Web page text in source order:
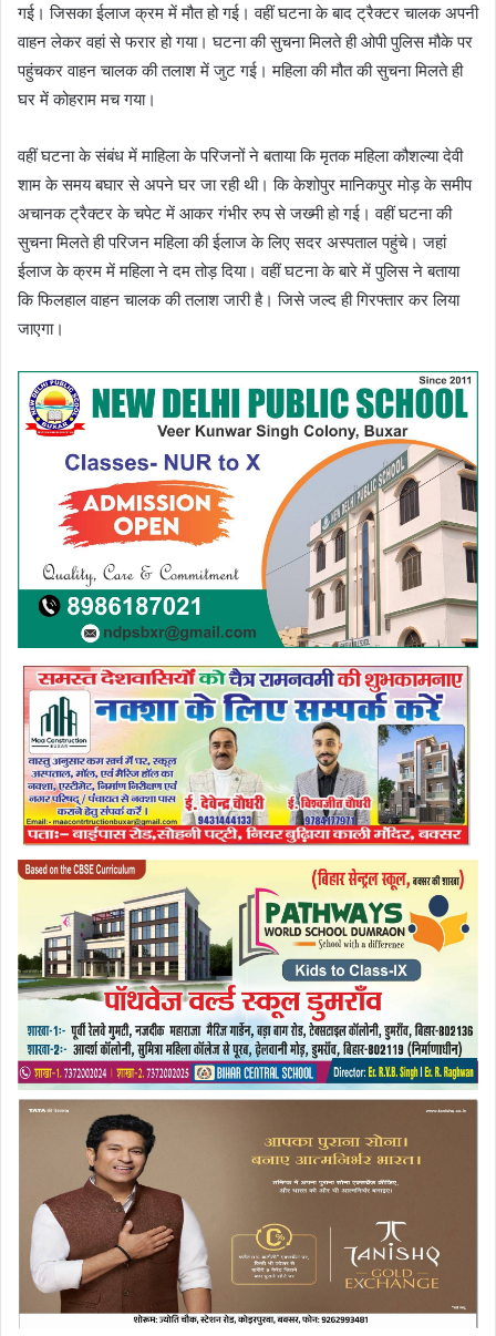
गई। जिसका ईलाज क्रम में मौत हो गई। वहीं घटना के बाद ट्रैक्टर चालक अपनी
वाहन लेकर वहां से फरार हो गया। घटना की सुचना मिलते ही ओपी पुलिस मौके पर
पहुंचकर वाहन चालक की तलाश में जुट गई। महिला की मौत की सुचना मिलते ही
घर में कोहराम मच गया।
वहीं घटना के संबंध में माहिला के परिजनों ने बताया कि मृतक महिला कौशल्या देवी
शाम के समय बघार से अपने घर जा रही थी। कि केशोपुर मानिकपुर मोड़ के समीप
अचानक ट्रैक्टर के चपेट में आकर गंभीर रुप से जख्मी हो गई। वहीं घटना की
सुचना मिलते ही परिजन महिला की ईलाज के लिए सदर अस्पताल पहुंचे। जहां
ईलाज के क्रम में महिला ने दम तोड़ दिया। वहीं घटना के बारे में पुलिस ने बताया
कि फिलहाल वाहन चालक की तलाश जारी है। जिसे जल्द ही गिरफ्तार कर लिया
जाएगा।